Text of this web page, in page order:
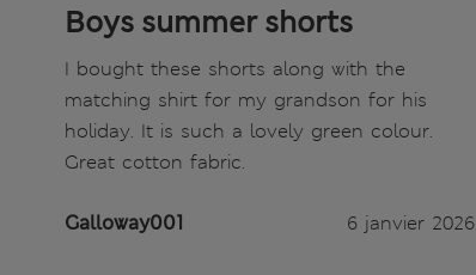
Boys summer shorts
I bought these shorts along with the
matching shirt for my grandson for his
holiday. It is such a lovely green colour.
Great cotton fabric.
Galloway001 6 janvier 2026